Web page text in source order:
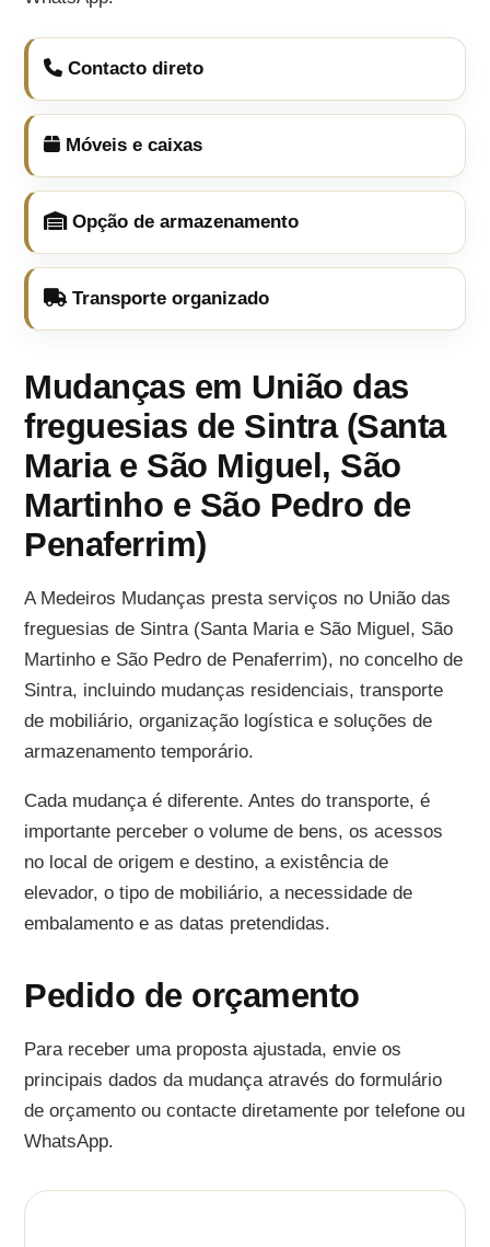
Contacto direto
Móveis e caixas
Opção de armazenamento
Transporte organizado
Mudanças em União das
freguesias de Sintra (Santa
Maria e São Miguel, São
Martinho e São Pedro de
Penaferrim)
A Medeiros Mudanças presta serviços no União das
freguesias de Sintra (Santa Maria e São Miguel, São
Martinho e São Pedro de Penaferrim), no concelho de
Sintra, incluindo mudanças residenciais, transporte
de mobiliário, organização logística e soluções de
armazenamento temporário.
Cada mudança é diferente. Antes do transporte, é
importante perceber o volume de bens, os acessos
no local de origem e destino, a existência de
elevador, o tipo de mobiliário, a necessidade de
embalamento e as datas pretendidas.
Pedido de orçamento
Para receber uma proposta ajustada, envie os
principais dados da mudança através do formulário
de orçamento ou contacte diretamente por telefone ou
WhatsApp.